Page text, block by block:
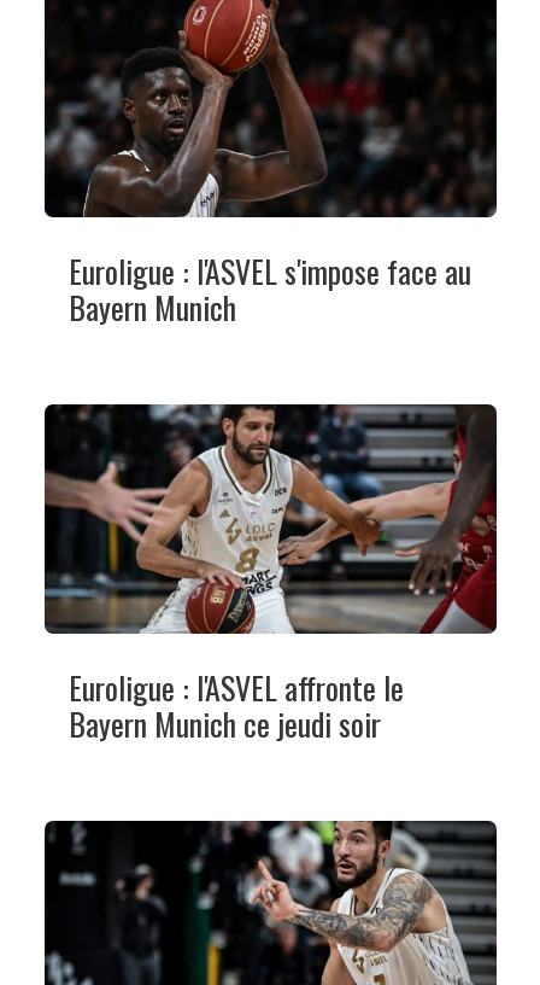
Euroligue : l'ASVEL s'impose face au
Bayern Munich
Euroligue : l'ASVEL affronte le
Bayern Munich ce jeudi soir